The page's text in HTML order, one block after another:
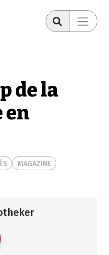
de la
en
MAGAZINE